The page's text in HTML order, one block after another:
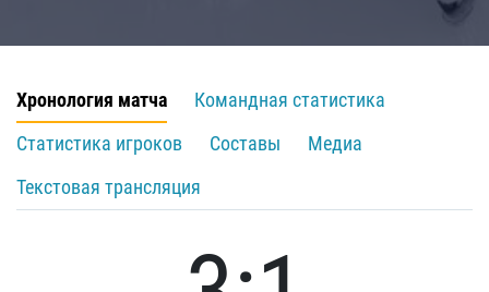
Хронология матча
Командная статистика
Статистика игроков
Составы
Медиа
Текстовая трансляция